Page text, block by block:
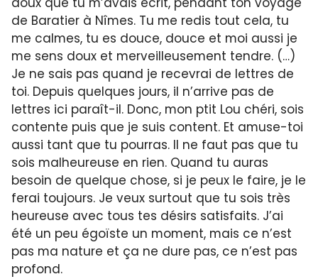
de Baratier à Nîmes. Tu me redis tout cela, tu
me calmes, tu es douce, douce et moi aussi je
me sens doux et merveilleusement tendre. (…)
Je ne sais pas quand je recevrai de lettres de
toi. Depuis quelques jours, il n’arrive pas de
lettres ici paraît-il. Donc, mon ptit Lou chéri, sois
contente puis que je suis content. Et amuse-toi
aussi tant que tu pourras. Il ne faut pas que tu
sois malheureuse en rien. Quand tu auras
besoin de quelque chose, si je peux le faire, je le
ferai toujours. Je veux surtout que tu sois très
heureuse avec tous tes désirs satisfaits. J’ai
été un peu égoïste un moment, mais ce n’est
pas ma nature et ça ne dure pas, ce n’est pas
profond.